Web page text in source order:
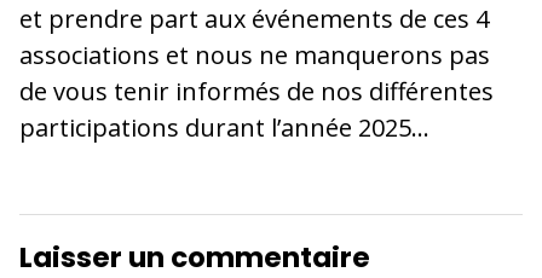
et prendre part aux événements de ces 4
associations et nous ne manquerons pas
de vous tenir informés de nos différentes
participations durant l’année 2025…
Laisser un commentaire